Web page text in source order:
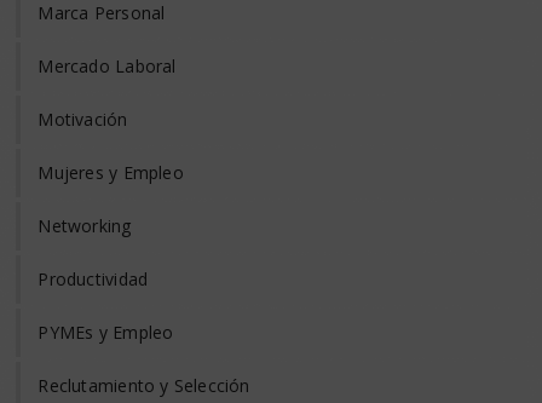
Marca Personal
Mercado Laboral
Motivación
Mujeres y Empleo
Networking
Productividad
PYMEs y Empleo
Reclutamiento y Selección